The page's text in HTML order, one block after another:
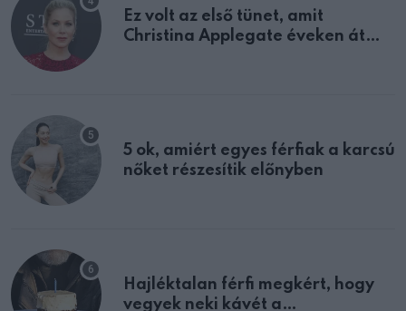
Ez volt az első tünet, amit
Christina Applegate éveken át
5 ok, amiért egyes férfiak a karcsú
nőket részesítik előnyben
Hajléktalan férfi megkért, hogy
vegyek neki kávét a